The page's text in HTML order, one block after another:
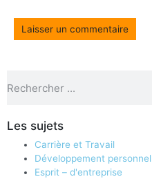
Les sujets
Carrière et Travail
Développement personnel
Esprit – d'entreprise